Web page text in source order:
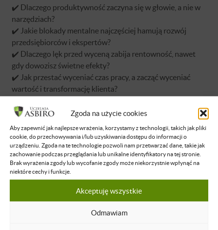
Zgoda na użycie cookies
Aby zapewnić jak najlepsze wrażenia, korzystamy z technologii, takich jak pliki
cookie, do przechowywania i/lub uzyskiwania dostępu do informacji o
urządzeniu. Zgoda na te technologie pozwoli nam przetwarzać dane, takie jak
zachowanie podczas przeglądania lub unikalne identyfikatory na tej stronie.
Brak wyrażenia zgody lub wycofanie zgody może niekorzystnie wpłynąć na
niektóre cechy i funkcje.
Akceptuję wszystkie
Odmawiam
✔️ Dlaczego produktywność zaczyna się w głowie, a nie w
narzędziach?
✔️ Jakie blokady mentalne najczęściej hamują rozwój
przedsiębiorców i ekspertów?
✔️ Dlaczego lęk przed wyceną zabija rentowność, nawet
gdy dowozisz świetne efekty?
✔️ Jak przestać wyceniać czas pracy, a zacząć wyceniać
wartość i transformację klienta?
lęku, frustracji albo sabotażu?
prowadzą do wypalenia?
✔️ Jak zastąpić myślenie „tanio” myśleniem o wartości,
zysku i pewności siebie?
✔️ Czym są cztery filary nowej produktywności: Flow,
System, Rynek i Zysk?